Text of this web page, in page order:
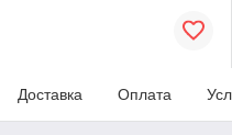
Доставка Оплата